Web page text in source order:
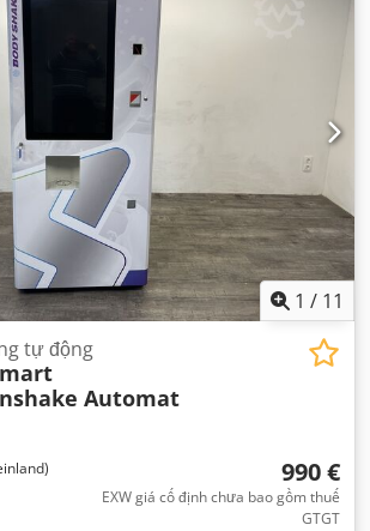
1 / 11
tự động
Automat
990 €
EXW giá cố định chưa bao gồm thuế
GTGT